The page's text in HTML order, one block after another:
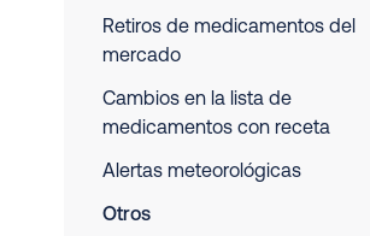
Retiros de medicamentos del
mercado
Cambios en la lista de
medicamentos con receta
Alertas meteorológicas
Otros